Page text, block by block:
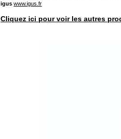
igus www.igus.fr
Cliquez ici pour voir les autres